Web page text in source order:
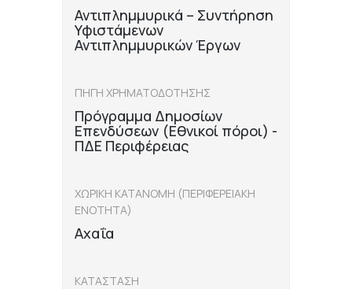
Αντιπλημμυρικά – Συντήρηση
Υφιστάμενων
Αντιπλημμυρικών Έργων
ΠΗΓΗ ΧΡΗΜΑΤΟΔΟΤΗΣΗΣ
Πρόγραμμα Δημοσίων
Επενδύσεων (Εθνικοί πόροι) -
ΠΔΕ Περιφέρειας
ΧΩΡΙΚΗ ΚΑΤΑΝΟΜΗ (ΠΕΡΙΦΕΡΕΙΑΚΗ
ΕΝΟΤΗΤΑ)
Αχαΐα
ΚΑΤΑΣΤΑΣΗ